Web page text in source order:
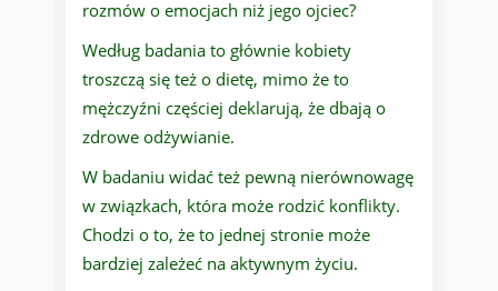
rozmów o emocjach niż jego ojciec?
Według badania to głównie kobiety
troszczą się też o dietę, mimo że to
mężczyźni częściej deklarują, że dbają o
zdrowe odżywianie.
W badaniu widać też pewną nierównowagę
w związkach, która może rodzić konflikty.
Chodzi o to, że to jednej stronie może
bardziej zależeć na aktywnym życiu.